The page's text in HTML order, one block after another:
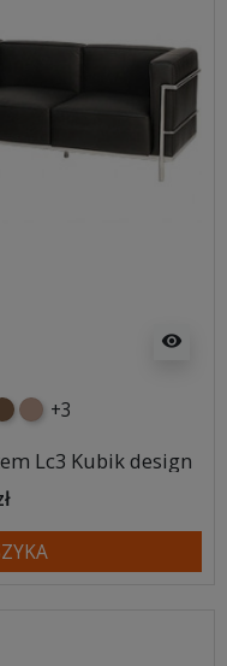
visibility
jasnobrązowy
+3
Lc3 Kubik design